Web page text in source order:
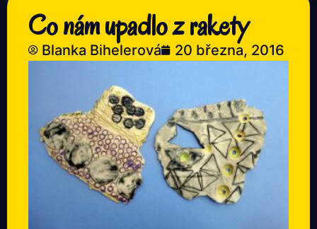
Co nám upadlo z rakety
Blanka Bihelerová 20 března, 2016